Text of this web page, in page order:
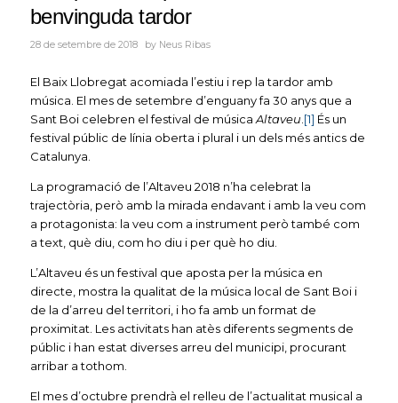
benvinguda tardor
28 de setembre de 2018 by Neus Ribas
El Baix Llobregat acomiada l’estiu i rep la tardor amb
música. El mes de setembre d’enguany fa 30 anys que a
Sant Boi celebren el festival de música Altaveu [1] És un
festival públic de línia oberta i plural i un dels més antics de
Catalunya.
La programació de l’Altaveu 2018 n’ha celebrat la
trajectòria, però amb la mirada endavant i amb la veu com
a protagonista: la veu com a instrument però també com
a text, què diu, com ho diu i per què ho diu.
L’Altaveu és un festival que aposta per la música en
directe, mostra la qualitat de la música local de Sant Boi i
de la d’arreu del territori, i ho fa amb un format de
proximitat. Les activitats han atès diferents segments de
públic i han estat diverses arreu del municipi, procurant
arribar a tothom.
El mes d’octubre prendrà el relleu de l’actualitat musical a